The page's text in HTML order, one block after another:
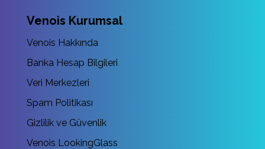
Venois Kurumsal
Venois Hakkında
Banka Hesap Bilgileri
Veri Merkezleri
Spam Politikası
Gizlilik ve Güvenlik
Venois LookingGlass